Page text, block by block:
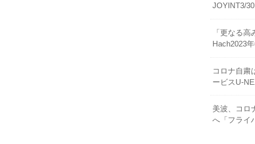
JOYINT3/
「更なる
Hach2023年
コロナ自粛
ービスU-
美波、コロ
へ「フライ